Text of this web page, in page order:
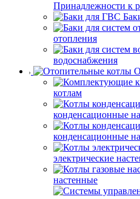
Принадлежности к
отопления
водоснабжения
котлам
конденсационные
конденсационные
электрические
настенные